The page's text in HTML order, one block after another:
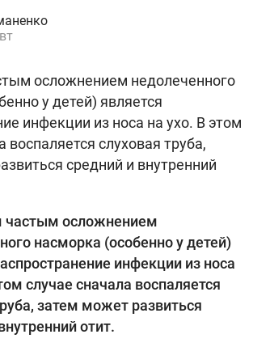
осложнением недолеченного
у детей) является
инфекции из носа на ухо. В этом
воспаляется слуховая труба,
средний и внутренний
частым осложнением
насморка (особенно у детей)
инфекции из носа
случае сначала воспаляется
затем может развиться
отит.